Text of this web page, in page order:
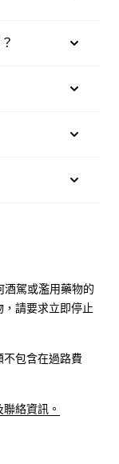
酒駕或濫用藥物的
請要求立即停止
包含在過路費
絡資訊。